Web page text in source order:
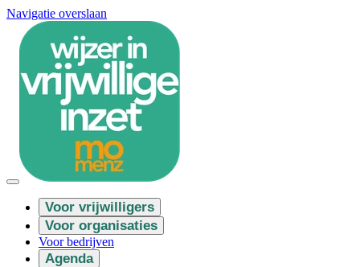
Navigatie overslaan
Voor vrijwilligers
Voor organisaties
Voor bedrijven
Agenda